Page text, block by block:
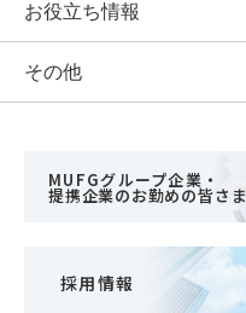
お役立ち情報
その他
MUFGグループ企業・
提携企業のお勤めの皆さま
採用情報